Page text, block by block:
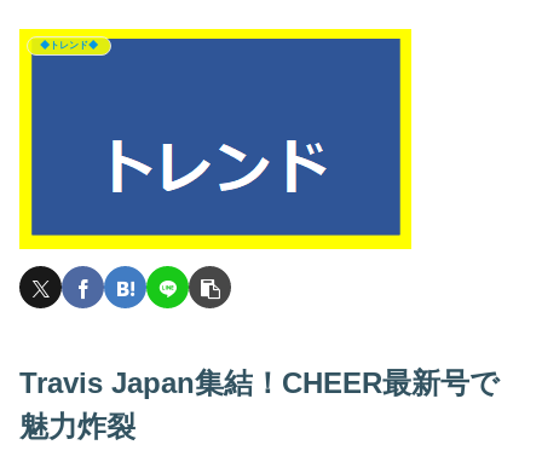
◆トレンド◆
Travis Japan集結！CHEER最新号で
魅力炸裂